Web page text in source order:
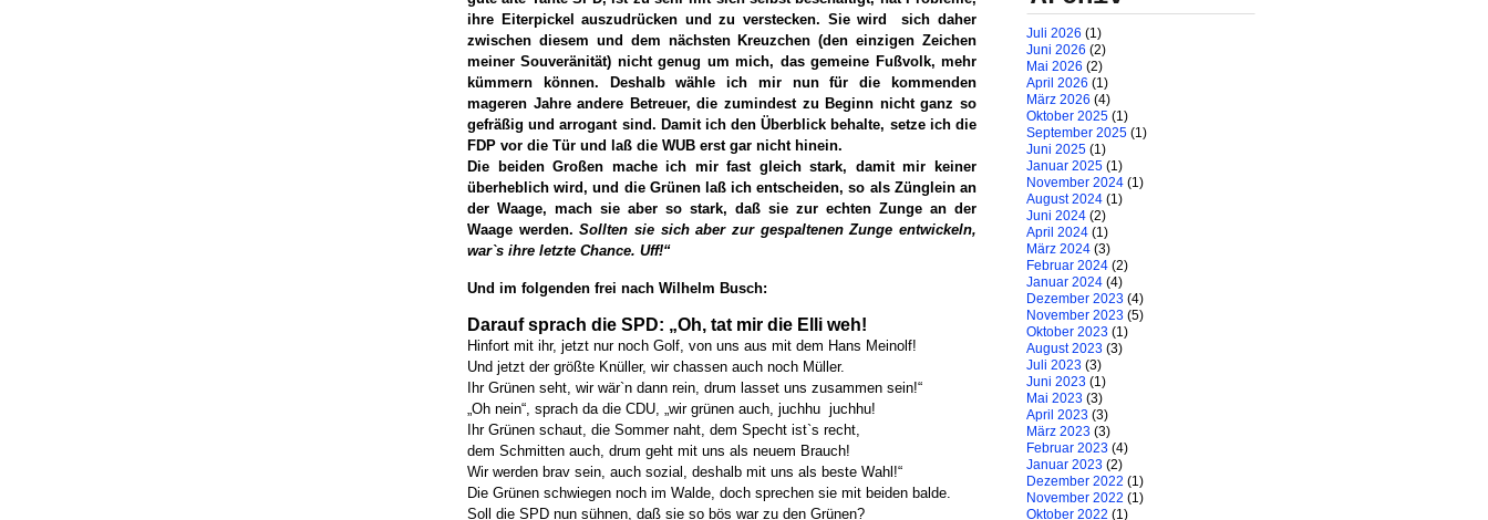
ihre Eiterpickel auszudrücken und zu verstecken. Sie wird sich daher
zwischen diesem und dem nächsten Kreuzchen (den einzigen Zeichen
meiner Souveränität) nicht genug um mich, das gemeine Fußvolk, mehr
kümmern können. Deshalb wähle ich mir nun für die kommenden
mageren Jahre andere Betreuer, die zumindest zu Beginn nicht ganz so
gefräßig und arrogant sind. Damit ich den Überblick behalte, setze ich die
FDP vor die Tür und laß die WUB erst gar nicht hinein.
Die beiden Großen mache ich mir fast gleich stark, damit mir keiner
überheblich wird, und die Grünen laß ich entscheiden, so als Zünglein an
der Waage, mach sie aber so stark, daß sie zur echten Zunge an der
Waage werden.Sollten sie sich aber zur gespaltenen Zunge entwickeln,
war`s ihre letzte Chance. Uff!“
Und im folgenden frei nach Wilhelm Busch:
Darauf sprach die SPD: „Oh, tat mir die Elli weh!
Hinfort mit ihr, jetzt nur noch Golf, von uns aus mit dem Hans Meinolf!
Und jetzt der größte Knüller, wir chassen auch noch Müller.
Ihr Grünen seht, wir wär`n dann rein, drum lasset uns zusammen sein!“
„Oh nein“, sprach da die CDU, „wir grünen auch, juchhu juchhu!
Ihr Grünen schaut, die Sommer naht, dem Specht ist`s recht,
dem Schmitten auch, drum geht mit uns als neuem Brauch!
Wir werden brav sein, auch sozial, deshalb mit uns als beste Wahl!“
Die Grünen schwiegen noch im Walde, doch sprechen sie mit beiden balde.
Soll die SPD nun sühnen, daß sie so bös war zu den Grünen?
Juli 2026 (1)
Juni 2026 (2)
Mai 2026 (2)
April 2026 (1)
März 2026 (4)
Oktober 2025 (1)
September 2025 (1)
Juni 2025 (1)
Januar 2025 (1)
November 2024 (1)
August 2024 (1)
Juni 2024 (2)
April 2024 (1)
März 2024 (3)
Februar 2024 (2)
Januar 2024 (4)
Dezember 2023 (4)
November 2023 (5)
Oktober 2023 (1)
August 2023 (3)
Juli 2023 (3)
Juni 2023 (1)
Mai 2023 (3)
April 2023 (3)
März 2023 (3)
Februar 2023 (4)
Januar 2023 (2)
Dezember 2022 (1)
November 2022 (1)
Oktober 2022 (1)